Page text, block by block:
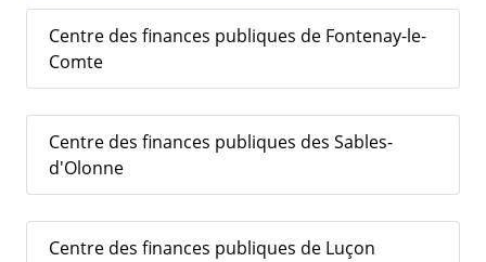
Centre des finances publiques de Fontenay-le-
Comte
Centre des finances publiques des Sables-
d'Olonne
Centre des finances publiques de Luçon